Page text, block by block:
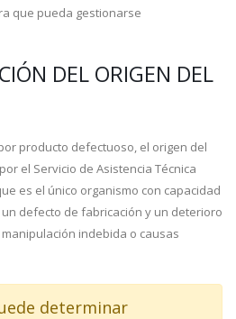
que pueda gestionarse
DEL ORIGEN DEL
producto defectuoso, el origen del
el Servicio de Asistencia Técnica
es el único organismo con capacidad
defecto de fabricación y un deterioro
indebida o causas
determinar